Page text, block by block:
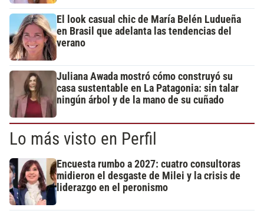
El look casual chic de María Belén Ludueña
en Brasil que adelanta las tendencias del
verano
Juliana Awada mostró cómo construyó su
casa sustentable en La Patagonia: sin talar
ningún árbol y de la mano de su cuñado
Lo más visto en Perfil
Encuesta rumbo a 2027: cuatro consultoras
midieron el desgaste de Milei y la crisis de
liderazgo en el peronismo